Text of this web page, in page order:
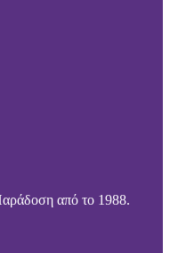
από το 1988.